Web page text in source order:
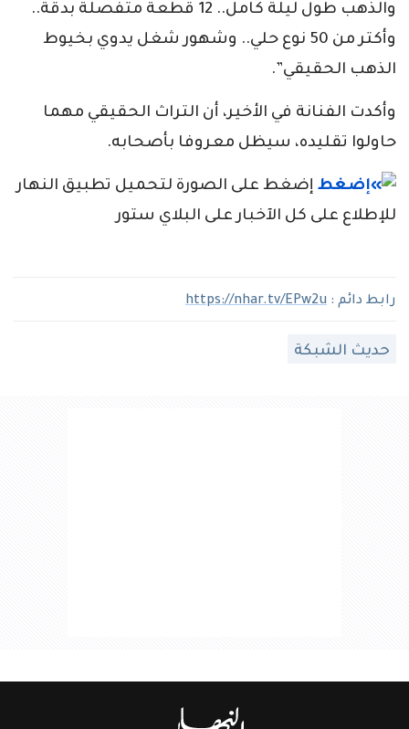
والذهب طول ليلة كامل.. 12 قطعة متفصلة بدقة..
وأكتر من 50 نوع حلي.. وشهور شغل يدوي بخيوط
الذهب الحقيقي”.
وأكدت الفنانة في الأخير، أن التراث الحقيقي مهما
حاولوا تقليده، سيظل معروفا بأصحابه.
إضغط على الصورة لتحميل تطبيق النهار
للإطلاع على كل الآخبار على البلاي ستور
رابط دائم : https://nhar.tv/EPw2u
حديث الشبكة